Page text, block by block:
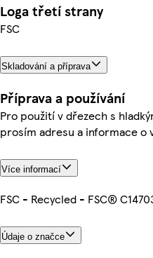
Loga třetí strany
FSC
Skladování a příprava
Příprava a používání
Pro použití v dřezech s
prosím adresu a informace o
Více informací
FSC - Recycled - FSC®
Údaje o značce